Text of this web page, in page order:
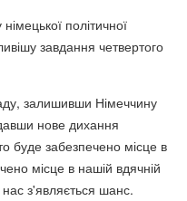
політичної
завдання четвертого
залишивши Німеччину
нове дихання
буде забезпечено місце в
місце в нашій вдячній
з'являється шанс.